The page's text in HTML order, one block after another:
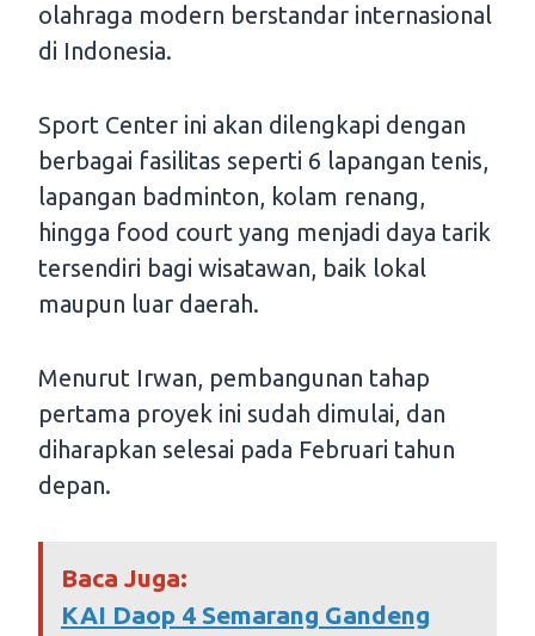
olahraga modern berstandar internasional
di Indonesia.
Sport Center ini akan dilengkapi dengan
berbagai fasilitas seperti 6 lapangan tenis,
lapangan badminton, kolam renang,
hingga food court yang menjadi daya tarik
tersendiri bagi wisatawan, baik lokal
maupun luar daerah.
Menurut Irwan, pembangunan tahap
pertama proyek ini sudah dimulai, dan
diharapkan selesai pada Februari tahun
depan.
Baca Juga:
KAI Daop 4 Semarang Gandeng